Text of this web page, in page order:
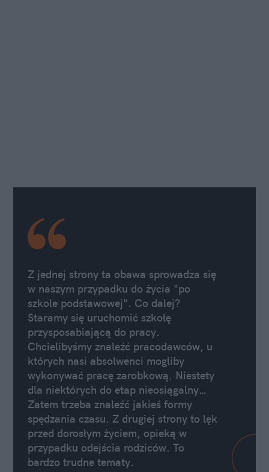
Z jednej strony ta obawa sprowadza się
w naszym przypadku do życia "po
szkole podstawowej". Co dalej?
Staramy się uruchomić szkołę
przysposabiającą do pracy.
Chcielibyśmy znaleźć pracodawców, u
których nasi absolwenci mogliby
wykonywać pracę zarobkową. Niestety
dla niektórych do etap nieosiągalny…
Zatem trzeba znaleźć jakieś formy
spędzania czasu. Z drugiej strony to lęk
przed dorosłym życiem, opieką w
przypadku odejścia rodziców. To
bardzo trudne tematy.